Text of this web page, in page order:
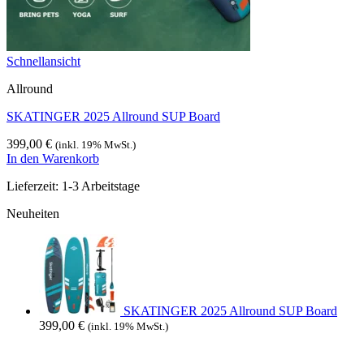
Schnellansicht
Allround
SKATINGER 2025 Allround SUP Board
399,00 € (inkl. 19% MwSt.)
In den Warenkorb
Lieferzeit: 1-3 Arbeitstage
Neuheiten
SKATINGER 2025 Allround SUP Board
399,00 € (inkl. 19% MwSt.)